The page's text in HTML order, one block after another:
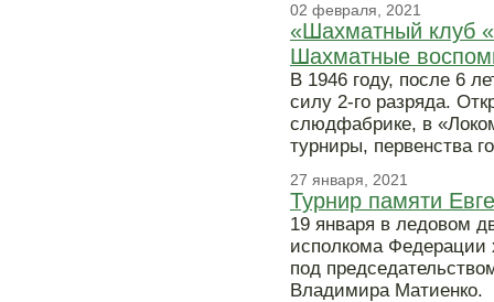
02 февраля, 2021
«Шахматный клуб
Шахматные
В 1946 году, после 6
силу 2-го разряда.
слюдфабрике, в
турниры, первенства
27 января, 2021
Турнир памяти
19 января в ледовом
исполкома Федерации
под
Владимира Матиенко.